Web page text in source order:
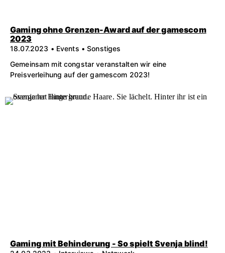
Gaming ohne Grenzen-Award auf der gamescom
2023
18.07.2023 • Events • Sonstiges
Gemeinsam mit congstar veranstalten wir eine
Preisverleihung auf der gamescom 2023!
Gaming mit Behinderung - So spielt Svenja blind!